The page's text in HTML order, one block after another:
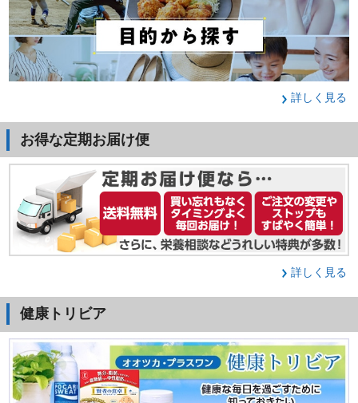
詳しく見る
お得な定期お届け便
詳しく見る
健康トリビア